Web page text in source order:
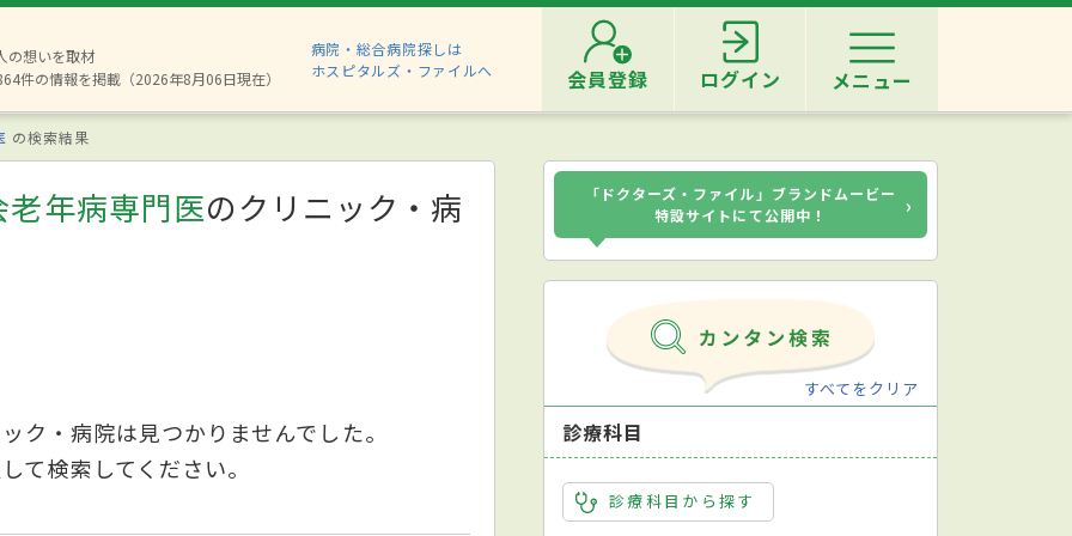
の想いを取材
件の情報を掲載（2026年8月06日現在）
病院・総合病院探しは
ホスピタルズ・ファイルへ
会員登録 ログイン メニュー
の検索結果
年病専門医のクリニック・病
ク・病院は見つかりませんでした。
て検索してください。
「ドクターズ・ファイル」ブランドムービー
特設サイトにて公開中！
›
すべてをクリア
診療科目
診療科目から探す